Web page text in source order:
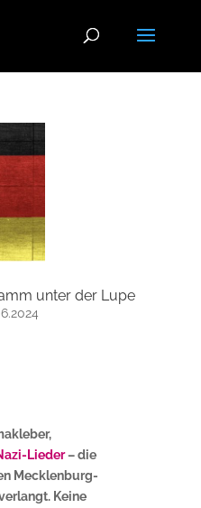
unter der Lupe
Lieder– die
Mecklenburg-
Keine